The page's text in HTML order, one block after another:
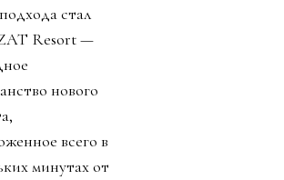
стал
Resort —
нового
всего в
минутах от